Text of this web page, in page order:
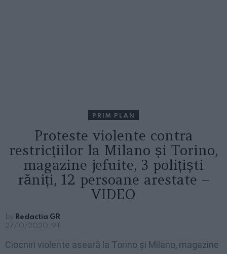
PRIM PLAN
Proteste violente contra
restricțiilor la Milano și Torino,
magazine jefuite, 3 polițiști
răniți, 12 persoane arestate –
VIDEO
by Redactia GR
27/10/2020, 9:11
Ciocniri violente aseară la Torino și Milano, magazine